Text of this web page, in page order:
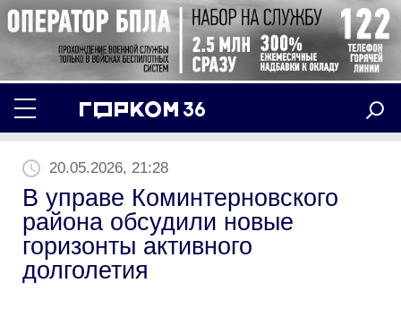
20.05.2026, 21:28
В управе Коминтерновского
района обсудили новые
горизонты активного
долголетия